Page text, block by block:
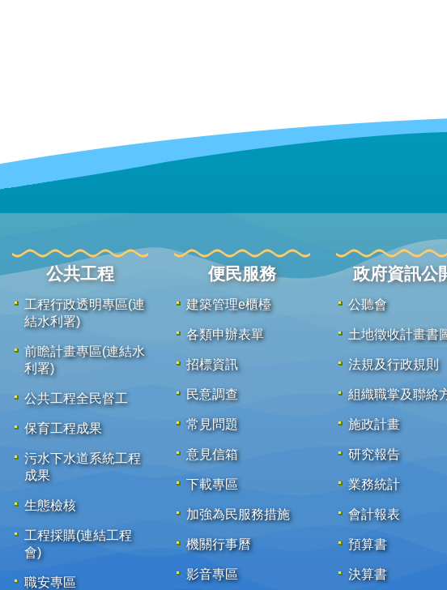
公共工程
工程行政透明專區(連
結水利署)
前瞻計畫專區(連結水
利署)
公共工程全民督工
保育工程成果
污水下水道系統工程
成果
生態檢核
工程採購(連結工程
會)
職安專區
便民服務
建築管理e櫃檯
各類申辦表單
招標資訊
民意調查
常見問題
意見信箱
下載專區
加強為民服務措施
機關行事曆
影音專區
政府資訊公
公聽會
土地徵收計畫書
法規及行政規則
組織職掌及聯絡
施政計畫
研究報告
業務統計
會計報表
預算書
決算書